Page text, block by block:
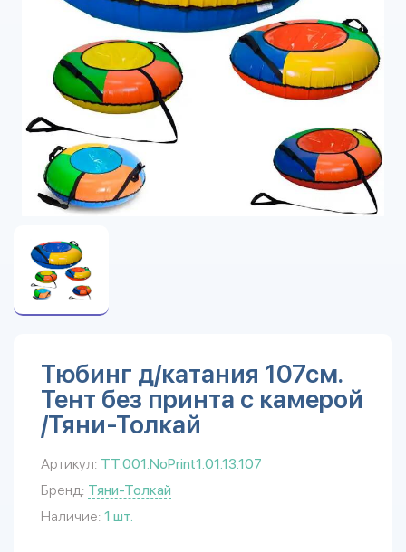
Тюбинг д/катания 107см.
Тент без принта с камерой
/Тяни-Толкай
Артикул: TT.001.NoPrint1.01.13.107
Бренд: Тяни-Толкай
Наличие: 1 шт.